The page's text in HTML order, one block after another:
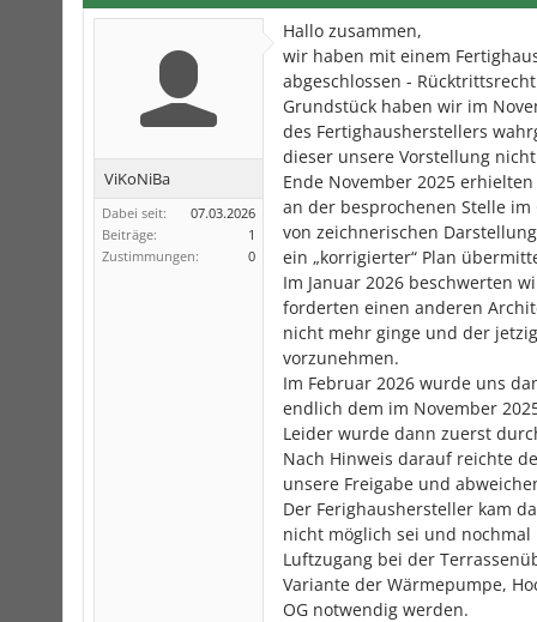
ViKoNiBa
Dabei seit:
07.03.2026
Beiträge:
1
Zustimmungen:
0
Hallo zusammen,
wir haben mit einem
abgeschlossen -
Grundstück haben wir im
des Fertighausherstellers
dieser unsere Vorstellung
Ende November 2025
an der besprochenen Stelle
von zeichnerischen
ein „korrigierter“ Plan
Im Januar 2026 beschwerten
forderten einen anderen
nicht mehr ginge und der
vorzunehmen.
Im Februar 2026 wurde uns
endlich dem im November
Leider wurde dann zuerst
Nach Hinweis darauf reichte
unsere Freigabe und
Der Ferighaushersteller kam
nicht möglich sei und
Luftzugang bei der
Variante der Wärmepumpe,
OG notwendig werden.